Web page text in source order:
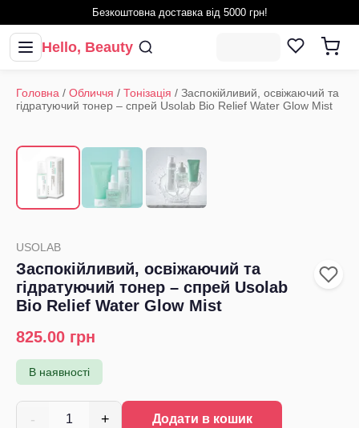
Безкоштовна доставка від 5000 грн!
Hello, Beauty
Головна / Обличчя / Тонізація / Заспокійливий, освіжаючий та
гідратуючий тонер – cпрей Usolab Bio Relief Water Glow Mist
USOLAB
Заспокійливий, освіжаючий та
гідратуючий тонер – cпрей Usolab
Bio Relief Water Glow Mist
825.00 грн
В наявності
- 1 + Додати в кошик